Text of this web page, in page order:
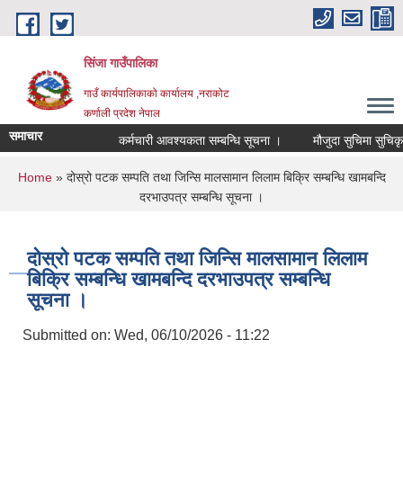
Skip to main content
सिंजा गाउँपालिका
गाउँ कार्यपालिकाको कार्यालय ,नराकोट
कर्णाली प्रदेश नेपाल
समाचार कर्मचारी आवश्यकता सम्बन्धि सूचना । मौजुदा सुचिमा सुचिकृत
You are here
Home» दोस्रो पटक सम्पति तथा जिन्सि मालसामान लिलाम बिक्रि सम्बन्धि खामबन्दि
दरभाउपत्र सम्बन्धि सूचना ।
दोस्रो पटक सम्पति तथा जिन्सि मालसामान लिलाम
बिक्रि सम्बन्धि खामबन्दि दरभाउपत्र सम्बन्धि
सूचना ।
Submitted on: Wed, 06/10/2026 - 11:22